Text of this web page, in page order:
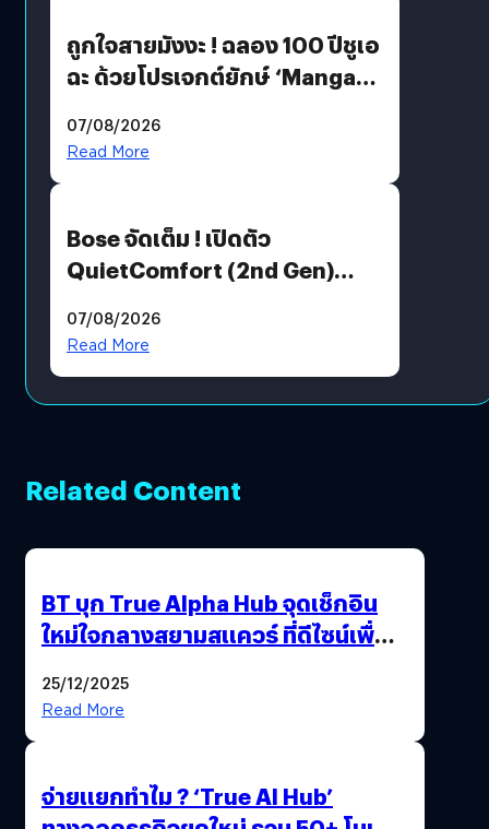
ถูกใจสายมังงะ ! ฉลอง 100 ปีชูเอ
ฉะ ด้วยโปรเจกต์ยักษ์ ‘Manga
มีภาษาไทยด้วย
07/08/2026
Read More
Bose จัดเต็ม ! เปิดตัว
QuietComfort (2nd Gen)
07/08/2026
Read More
Related Content
BT บุก True Alpha Hub จุดเช็กอิน
ใหม่ใจกลางสยามสแควร์ ที่ดีไซน์เพื่อ
25/12/2025
Read More
จ่ายแยกทำไม ? ‘True AI Hub’